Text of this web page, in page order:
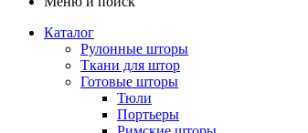
Каталог
Рулонные шторы
Ткани для штор
Готовые шторы
Тюли
Портьеры